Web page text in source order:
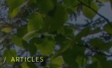
ARTICLES